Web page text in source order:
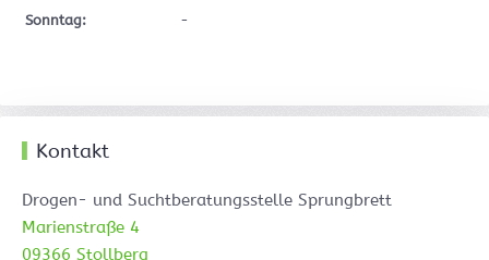
Sonntag:
-
Kontakt
Drogen- und Suchtberatungsstelle Sprungbrett
Marienstraße 4
09366 Stollberg